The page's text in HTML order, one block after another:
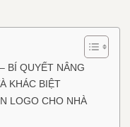
BÍ QUYẾT NÂNG
KHÁC BIỆT
LOGO CHO NHÀ